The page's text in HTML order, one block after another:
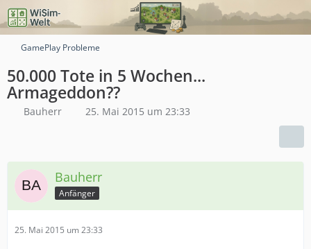
GamePlay Probleme
50.000 Tote in 5 Wochen...
Armageddon??
Bauherr 25. Mai 2015 um 23:33
Bauherr
Anfänger
25. Mai 2015 um 23:33